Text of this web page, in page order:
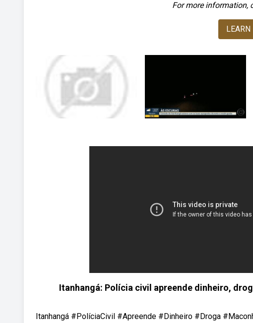
For more information,
LEARN
Itanhangá: Polícia civil apreende dinheiro,
Itanhangá #PolíciaCivil #Apreende #Dinheiro #Droga